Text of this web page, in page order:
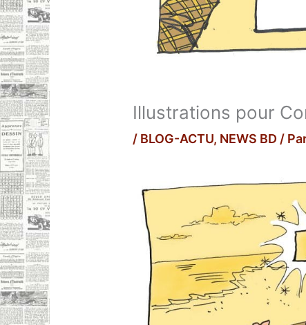
Illustrations pour
/ BLOG-ACTU, NEWS BD /